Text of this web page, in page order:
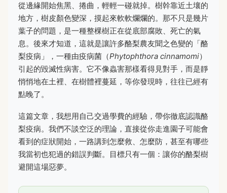
從邊緣開始焦黑、捲曲，輕輕一碰就掉。樹幹靠近土壤的
地方，樹皮顏色變深，摸起來軟軟爛爛的。那不只是幾片
葉子的問題，是一種整棵樹正在從底部腐敗、死亡的氣
息。後來才知道，這就是讓許多酪梨農友聞之色變的「酪
梨疫病」，一種由疫病菌（Phytophthora cinnamomi）
引起的毀滅性病害。它不像蟲害那樣看得見對手，而是靜
悄悄地在土裡、在樹體裡蔓延，等你發現時，往往已經有
點晚了。
這篇文章，我想用自己交過學費的經驗，帶你徹底認識酪
梨疫病。我們不談空泛的理論，直接從你走進園子可能會
看到的症狀開始，一路講到怎麼救、怎麼防，甚至有哪些
我當初也犯過的錯誤判斷。目標只有一個：讓你的酪梨樹
避開這場惡夢。